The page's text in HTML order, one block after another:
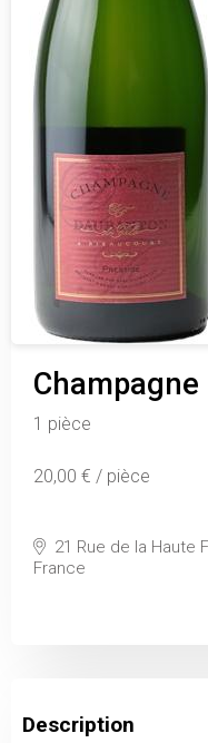
1 pièce
20,00 € / pièce
21 Rue de la Haute
France
Description